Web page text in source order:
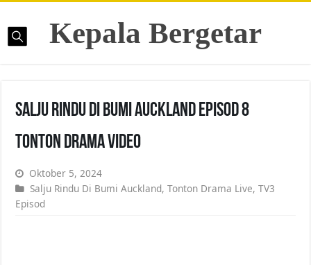
Kepala Bergetar
Salju Rindu Di Bumi Auckland Episod 8
Tonton Drama Video
Oktober 5, 2024
Salju Rindu Di Bumi Auckland,Tonton Drama Live,TV3
Episod